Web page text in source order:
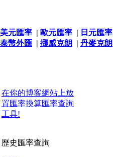
美元匯率 | 歐元匯率 | 日元匯率
泰幣外匯 | 挪威克朗 | 丹麥克朗
在你的博客網站上放
置匯率換算匯率查詢
工具!
歷史匯率查詢